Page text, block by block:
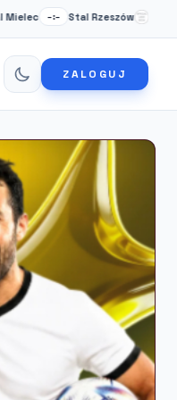
–:– Stal Rzeszów NS
ZALOGUJ